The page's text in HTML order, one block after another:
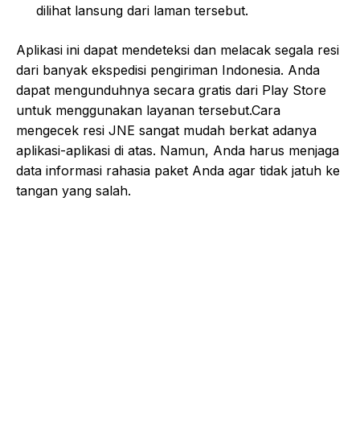
dilihat lansung dari laman tersebut.
Aplikasi ini dapat mendeteksi dan melacak segala resi
dari banyak ekspedisi pengiriman Indonesia. Anda
dapat mengunduhnya secara gratis dari Play Store
untuk menggunakan layanan tersebut.Cara
mengecek resi JNE sangat mudah berkat adanya
aplikasi-aplikasi di atas. Namun, Anda harus menjaga
data informasi rahasia paket Anda agar tidak jatuh ke
tangan yang salah.